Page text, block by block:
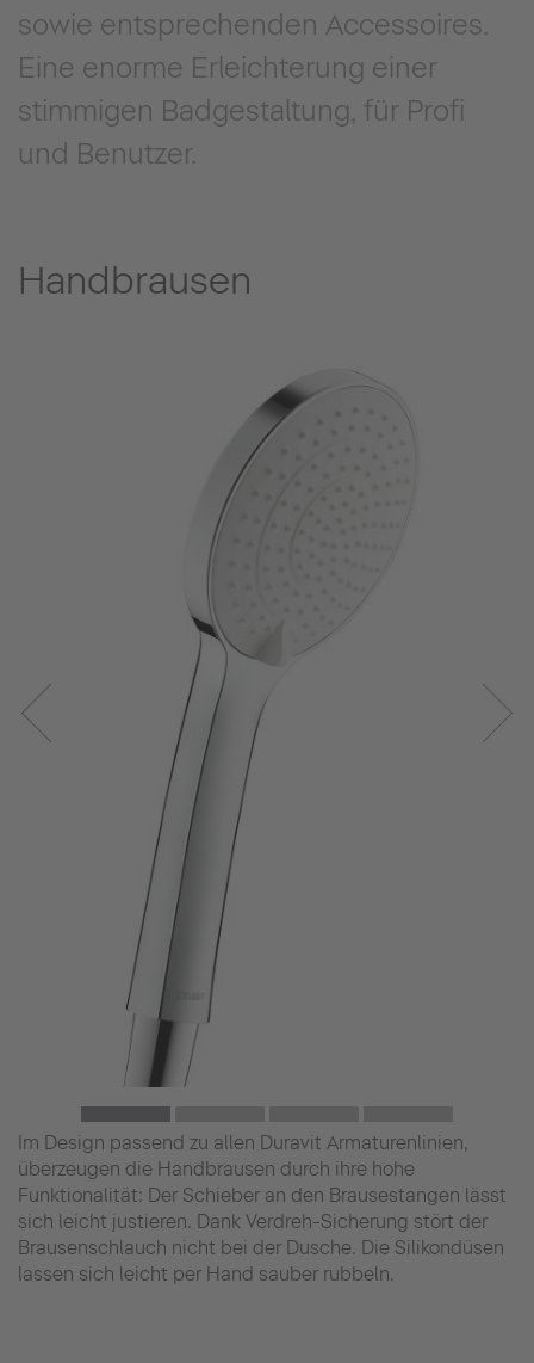
sowie entsprechenden Accessoires.
Eine enorme Erleichterung einer
stimmigen Badgestaltung, für Profi
und Benutzer.
Handbrausen
Im Design passend zu allen Duravit Armaturenlinien,
überzeugen die Handbrausen durch ihre hohe
Funktionalität: Der Schieber an den Brausestangen lässt
sich leicht justieren. Dank Verdreh-Sicherung stört der
Brausenschlauch nicht bei der Dusche. Die Silikondüsen
lassen sich leicht per Hand sauber rubbeln.